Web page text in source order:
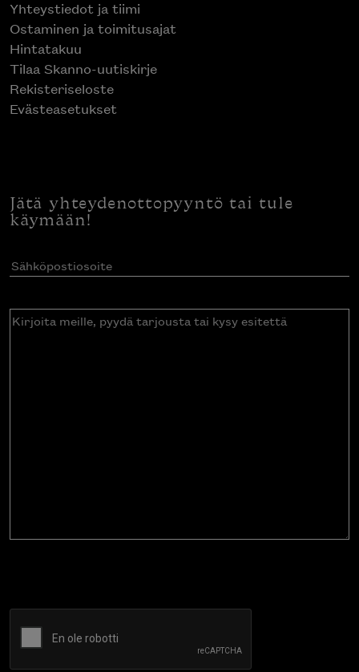
Yhteystiedot ja tiimi
Ostaminen ja toimitusajat
Hintatakuu
Tilaa Skanno-uutiskirje
Rekisteriseloste
Evästeasetukset
Jätä yhteydenottopyyntö tai tule
käymään!
Sähköpostiosoite(Pakollinen)
Kirjoita